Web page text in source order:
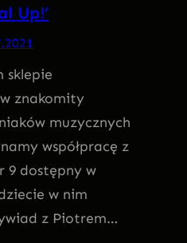
Up!’
sklepie
znakomity
muzycznych
współpracę z
9 dostępny w
w nim
z Piotrem…